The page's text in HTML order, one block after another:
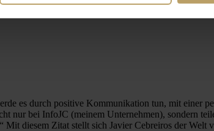
es durch positive Kommunikation tun, mit einer
nur bei InfoJC (meinem Unternehmen), sondern
diesem Zitat stellt sich Javier Cebreiros der Welt